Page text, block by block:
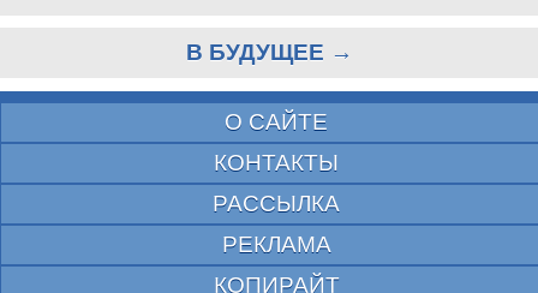
В БУДУЩЕЕ →
О САЙТЕ
КОНТАКТЫ
РАССЫЛКА
РЕКЛАМА
КОПИРАЙТ